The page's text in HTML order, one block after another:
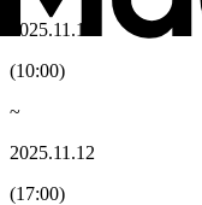
2025.11.11
(10:00)
~
2025.11.12
(17:00)